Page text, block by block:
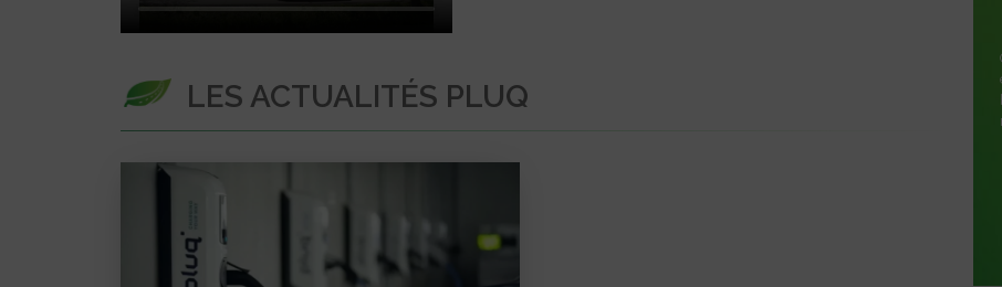
LES ACTUALITÉS PLUQ